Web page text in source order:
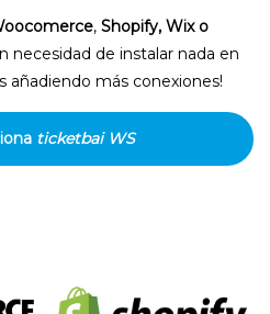
, Shopify, Wix o
necesidad de instalar nada en
añadiendo más conexiones!
ticketbai WS